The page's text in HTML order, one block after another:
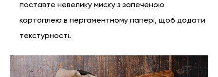
поставте невелику миску з запеченою
картоплею в пергаментному папері, щоб додати
текстурності.